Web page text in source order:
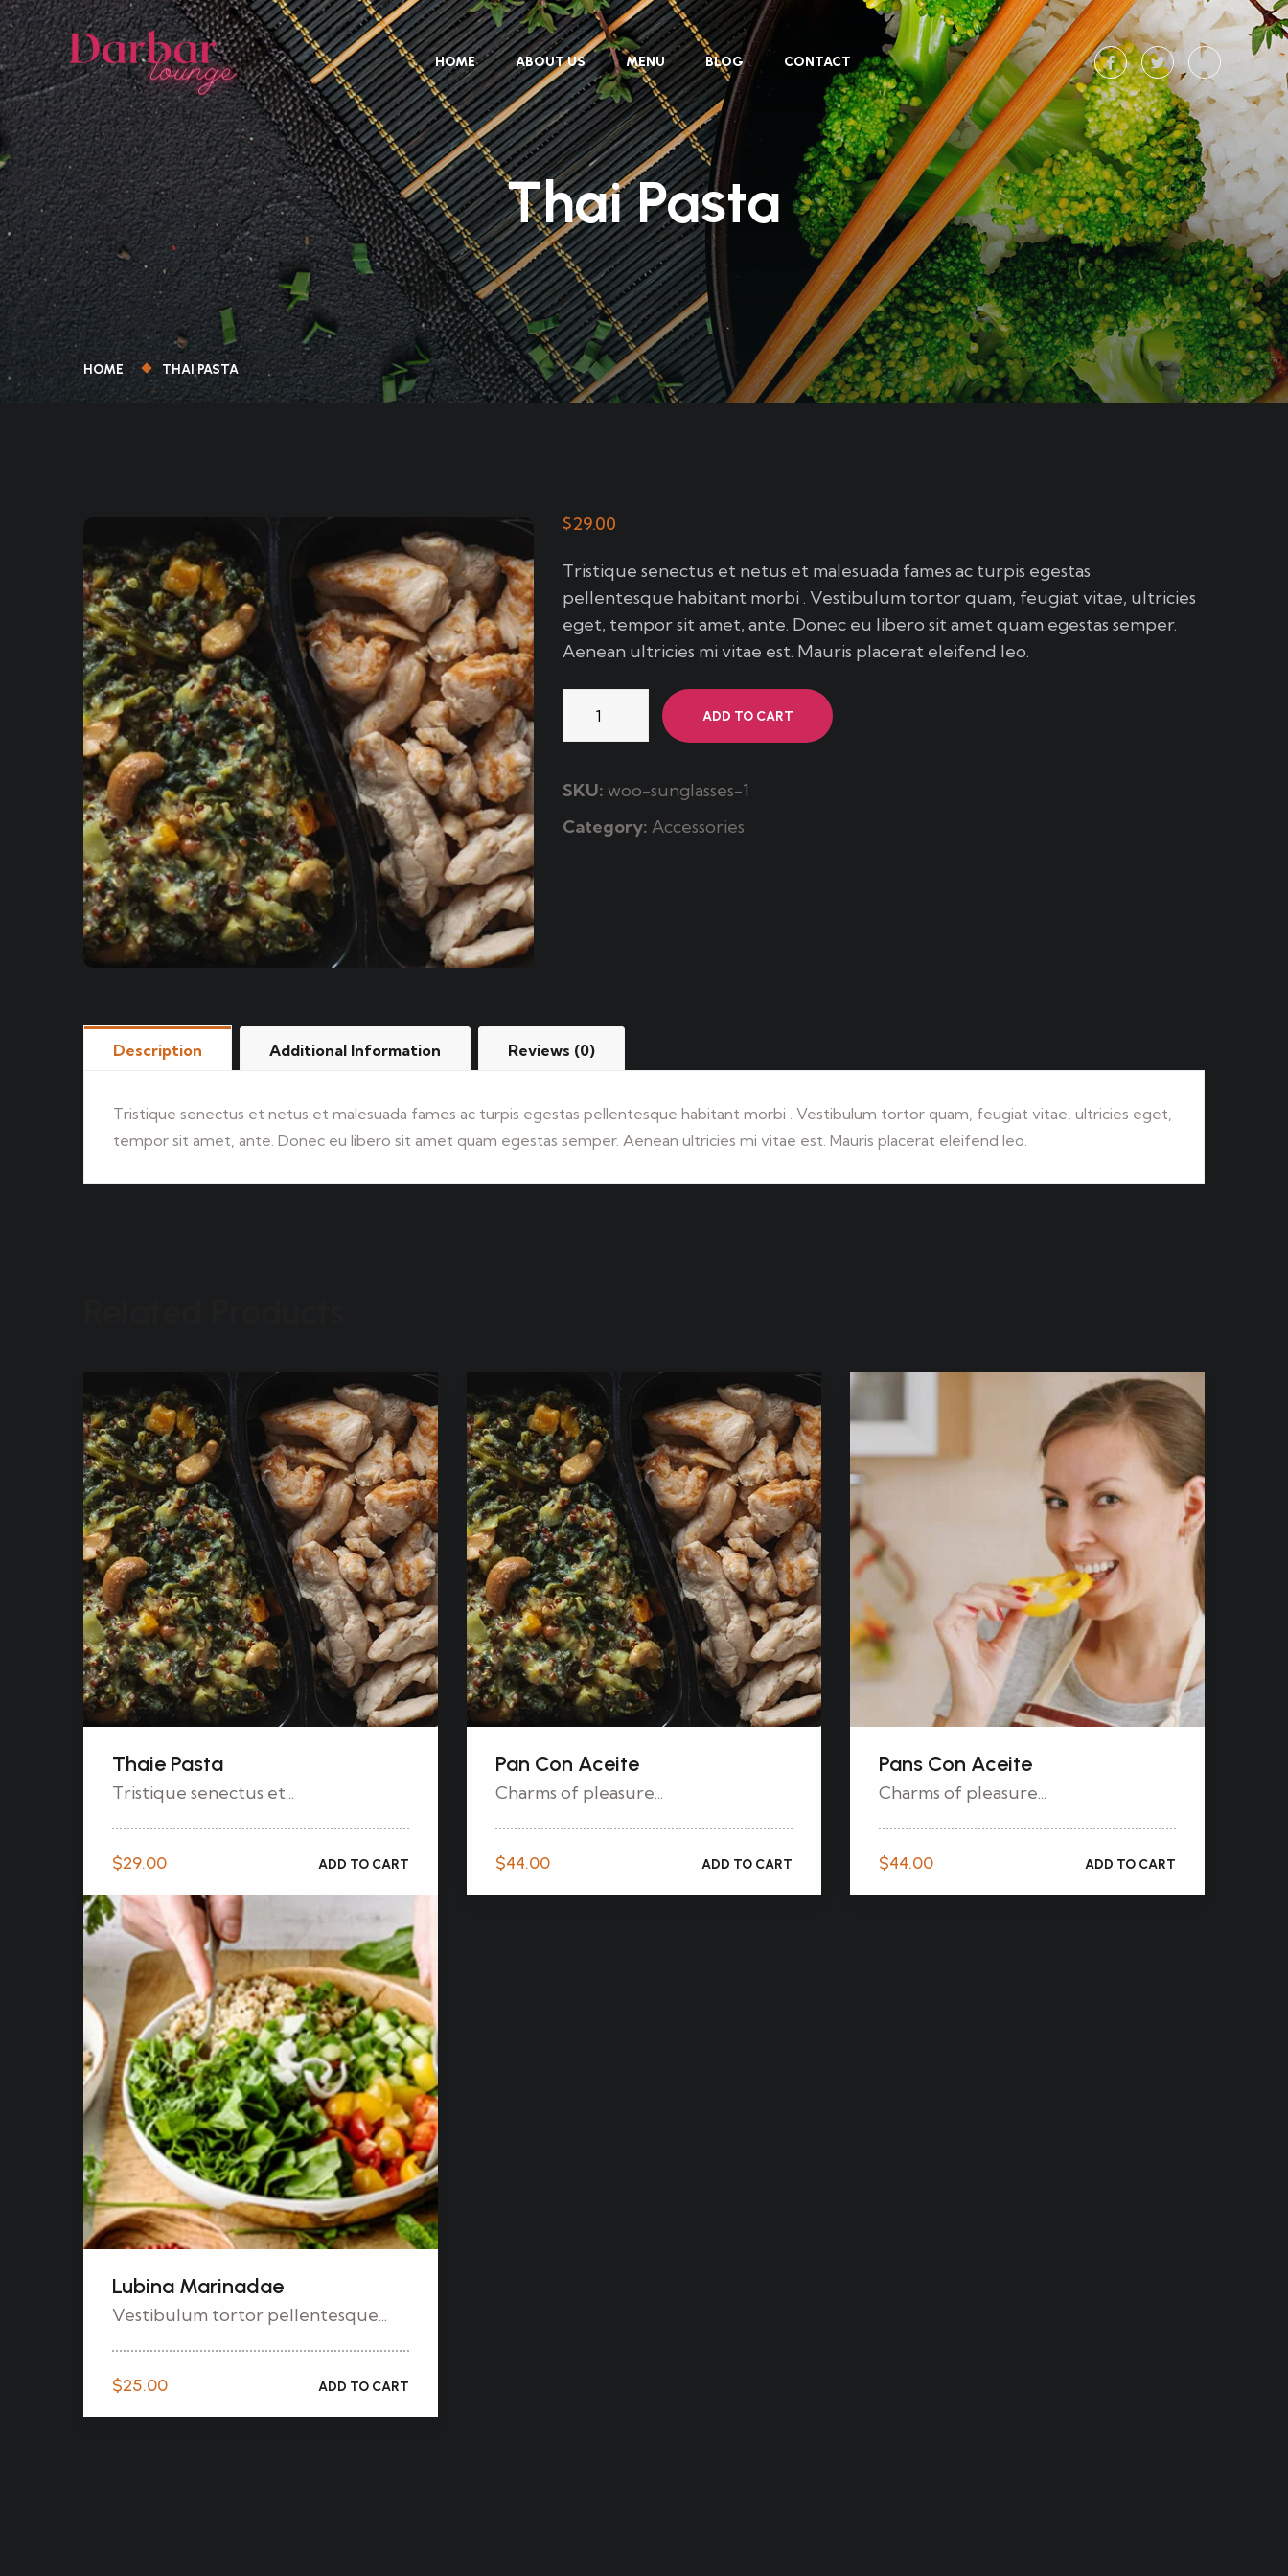
HOME ABOUT US MENU BLOG CONTACT
Thai Pasta
HOME THAI PASTA
$29.00
Tristique senectus et netus et malesuada fames ac turpis egestas
pellentesque habitant morbi . Vestibulum tortor quam, feugiat vitae, ultricies
eget, tempor sit amet, ante. Donec eu libero sit amet quam egestas semper.
Aenean ultricies mi vitae est. Mauris placerat eleifend leo.
Pasta
ADD TO CART
SKU: woo-sunglasses-1
Category: Accessories
Description Additional Information Reviews (0)
Tristique senectus et netus et malesuada fames ac turpis egestas pellentesque habitant morbi . Vestibulum tortor quam, feugiat vitae, ultricies eget,
tempor sit amet, ante. Donec eu libero sit amet quam egestas semper. Aenean ultricies mi vitae est. Mauris placerat eleifend leo.
Thaie Pasta
Tristique senectus et...
$29.00 ADD TO CART
Pan Con Aceite
Charms of pleasure...
$44.00 ADD TO CART
Pans Con Aceite
Charms of pleasure...
$44.00 ADD TO CART
Lubina Marinadae
Vestibulum tortor pellentesque...
$25.00 ADD TO CART